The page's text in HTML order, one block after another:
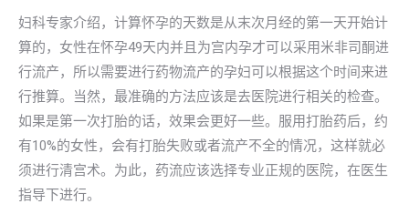
妇科专家介绍，计算怀孕的天数是从末次月经的第一天开始计
算的，女性在怀孕49天内并且为宫内孕才可以采用米非司酮进
行流产，所以需要进行药物流产的孕妇可以根据这个时间来进
行推算。当然，最准确的方法应该是去医院进行相关的检查。
如果是第一次打胎的话，效果会更好一些。服用打胎药后，约
有10%的女性，会有打胎失败或者流产不全的情况，这样就必
须进行清宫术。为此，药流应该选择专业正规的医院，在医生
指导下进行。